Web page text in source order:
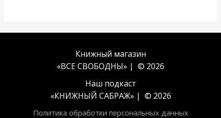
Книжный магазин
«ВСЕ СВОБОДНЫ» | © 2026
Наш подкаст
«КНИЖНЫЙ САБРАЖ» | © 2026
Политика обработки персональных данных